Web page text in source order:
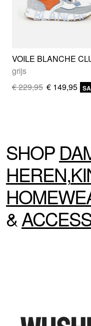
grijs
€ 229,95 € 149,95
SHOP
HEREN,
&